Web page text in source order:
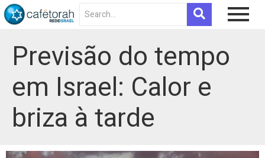
Previsão do tempo
em Israel: Calor e
briza à tarde